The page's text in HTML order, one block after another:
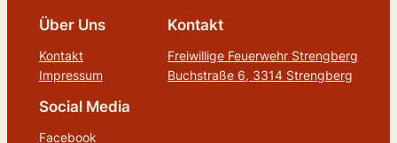
Über Uns
Kontakt
Impressum
Kontakt
Freiwillige Feuerwehr Strengberg
Buchstraße 6, 3314 Strengberg
Social Media
Facebook